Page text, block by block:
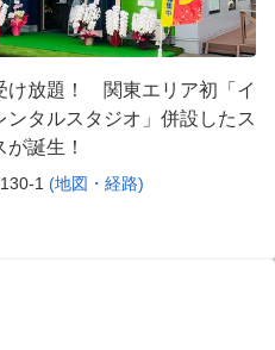
け放題！ 関東エリア初「イ
タルスタジオ」併設したス
誕生！
1 (地図・経路)